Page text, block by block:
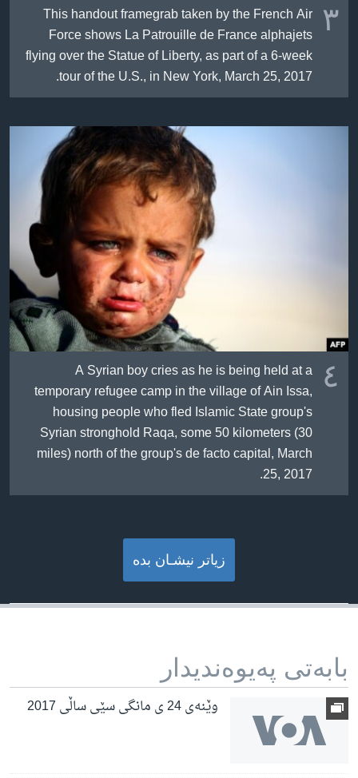
٣ This handout framegrab taken by the French Air
Force shows La Patrouille de France alphajets
flying over the Statue of Liberty, as part of a 6-week
tour of the U.S., in New York, March 25, 2017.
٤ A Syrian boy cries as he is being held at a
temporary refugee camp in the village of Ain Issa,
housing people who fled Islamic State group's
Syrian stronghold Raqa, some 50 kilometers (30
miles) north of the group's de facto capital, March
25, 2017.
زیاتر نیشـان بده‌
بابه‌تی په‌یوه‌ندیدار
وێنەی 24 ی مانگی سێی ساڵی 2017